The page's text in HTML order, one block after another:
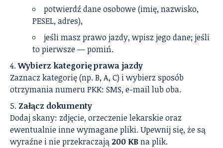
potwierdź dane osobowe (imię, nazwisko,
PESEL, adres),
jeśli masz prawo jazdy, wpisz jego dane; jeśli
to pierwsze — pomiń.
Wybierz kategorię prawa jazdy
Zaznacz kategorię (np. B, A, C) i wybierz sposób
otrzymania numeru PKK: SMS, e-mail lub oba.
Załącz dokumenty
Dodaj skany: zdjęcie, orzeczenie lekarskie oraz
ewentualnie inne wymagane pliki. Upewnij się, że są
wyraźne i nie przekraczają 200 KBna plik.